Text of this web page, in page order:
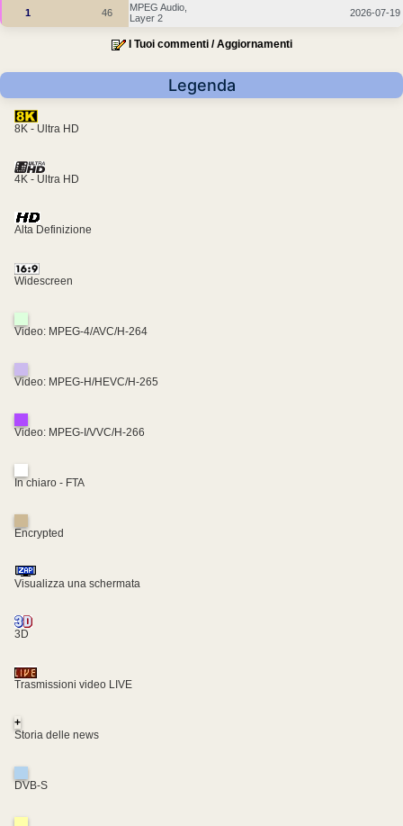
1 46
MPEG Audio,
Layer 2
2026-07-19
I Tuoi commenti / Aggiornamenti
Legenda
8K - Ultra HD
4K - Ultra HD
Alta Definizione
Widescreen
Video: MPEG-4/AVC/H-264
Video: MPEG-H/HEVC/H-265
Video: MPEG-I/VVC/H-266
In chiaro - FTA
Encrypted
Visualizza una schermata
3D
Trasmissioni video LIVE
+
Storia delle news
DVB-S